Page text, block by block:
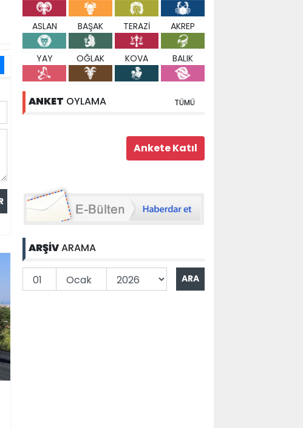
ASLAN BAŞAK TERAZİ AKREP
YAY OĞLAK KOVA BALIK
ANKET OYLAMA TÜMÜ
ARŞİVARAMA